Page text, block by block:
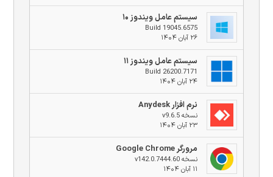
سیستم عامل ویندوز ۱۰
Build 19045.6575
۲۶ آبان ۱۴۰۴
سیستم عامل ویندوز ۱۱
Build 26200.7171
۲۴ آبان ۱۴۰۴
نرم افزار Anydesk
نسخه v9.6.5
۲۳ آبان ۱۴۰۴
مرورگر Google Chrome
نسخه v142.0.7444.60
۱۱ آبان ۱۴۰۴